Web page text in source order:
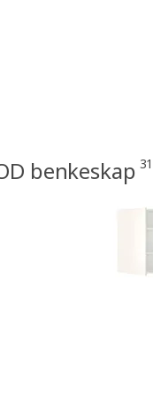
benkeskap